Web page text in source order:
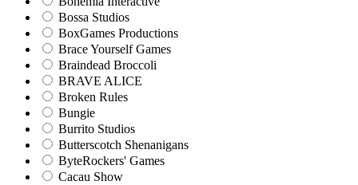
Bossa Studios
BoxGames Productions
Brace Yourself Games
Braindead Broccoli
BRAVE ALICE
Broken Rules
Bungie
Burrito Studios
Butterscotch Shenanigans
ByteRockers' Games
Cacau Show